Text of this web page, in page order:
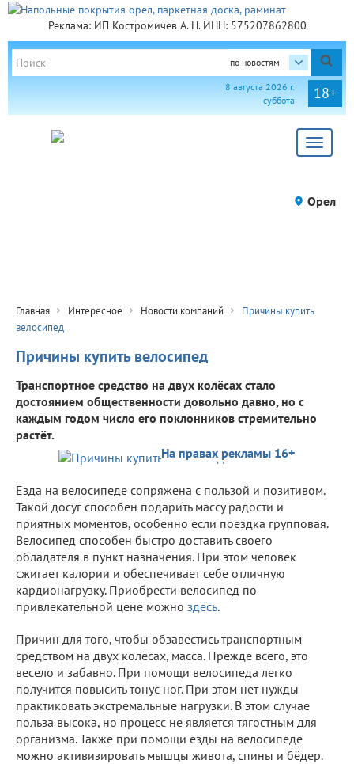
Реклама: ИП Костромичев А. Н. ИНН: 575207862800
по новостям
18+
8 августа 2026 г.
суббота
Toggle
Орел
Главная Интересное Новости компаний
Причины купить
велосипед
Причины купить велосипед
Транспортное средство на двух колёсах стало
достоянием общественности довольно давно, но с
каждым годом число его поклонников стремительно
растёт.
На правах рекламы 16+
Езда на велосипеде сопряжена с пользой и позитивом.
Такой досуг способен подарить массу радости и
приятных моментов, особенно если поездка групповая.
Велосипед способен быстро доставить своего
обладателя в пункт назначения. При этом человек
сжигает калории и обеспечивает себе отличную
кардионагрузку. Приобрести велосипед по
привлекательной цене можно здесь.
Причин для того, чтобы обзавестись транспортным
средством на двух колёсах, масса. Прежде всего, это
весело и забавно. При помощи велосипеда легко
получится повысить тонус ног. При этом нет нужды
практиковать экстремальные нагрузки. В этом случае
польза высока, но процесс не является тягостным для
организма. Также при помощи езды на велосипеде
можно активизировать мышцы живота, спины и бёдер.